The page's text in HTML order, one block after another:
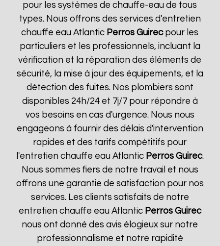
pour les systèmes de chauffe-eau de tous
types. Nous offrons des services d'entretien
chauffe eau Atlantic Perros Guirecpour les
particuliers et les professionnels, incluant la
vérification et la réparation des éléments de
sécurité, la mise à jour des équipements, et la
détection des fuites. Nos plombiers sont
disponibles 24h/24 et 7j/7 pour répondre à
vos besoins en cas d'urgence. Nous nous
engageons à fournir des délais d'intervention
rapides et des tarifs compétitifs pour
l'entretien chauffe eau Atlantic Perros Guirec.
Nous sommes fiers de notre travail et nous
offrons une garantie de satisfaction pour nos
services. Les clients satisfaits de notre
entretien chauffe eau Atlantic Perros Guirec
nous ont donné des avis élogieux sur notre
professionnalisme et notre rapidité